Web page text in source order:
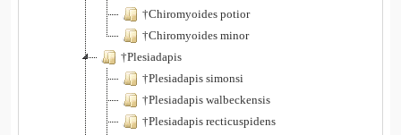
†Chiromyoides potior
†Chiromyoides minor
†Plesiadapis
†Plesiadapis simonsi
†Plesiadapis walbeckensis
†Plesiadapis recticuspidens